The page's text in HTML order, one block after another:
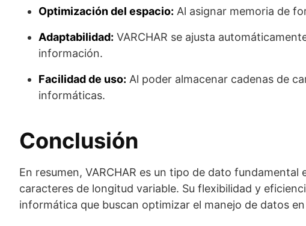
Optimización del espacio: Al asignar memoria de
Adaptabilidad: VARCHAR se ajusta
información.
Facilidad de uso: Al poder almacenar cadenas de
informáticas.
Conclusión
En resumen, VARCHAR es un tipo de dato
caracteres de longitud variable. Su flexibilidad y
informática que buscan optimizar el manejo de datos